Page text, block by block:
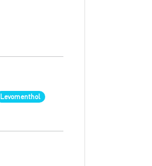
Levomenthol